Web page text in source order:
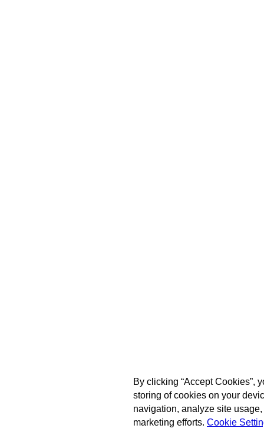
By clicking “Accept Cookies”,
storing of cookies on your
navigation, analyze site
marketing efforts. Cookie